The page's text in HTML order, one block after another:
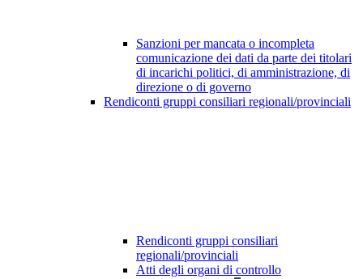
Sanzioni per mancata o incompleta
comunicazione dei dati da parte dei titolari
di incarichi politici, di amministrazione, di
direzione o di governo
Rendiconti gruppi consiliari regionali/provinciali
Rendiconti gruppi consiliari
regionali/provinciali
Atti degli organi di controllo